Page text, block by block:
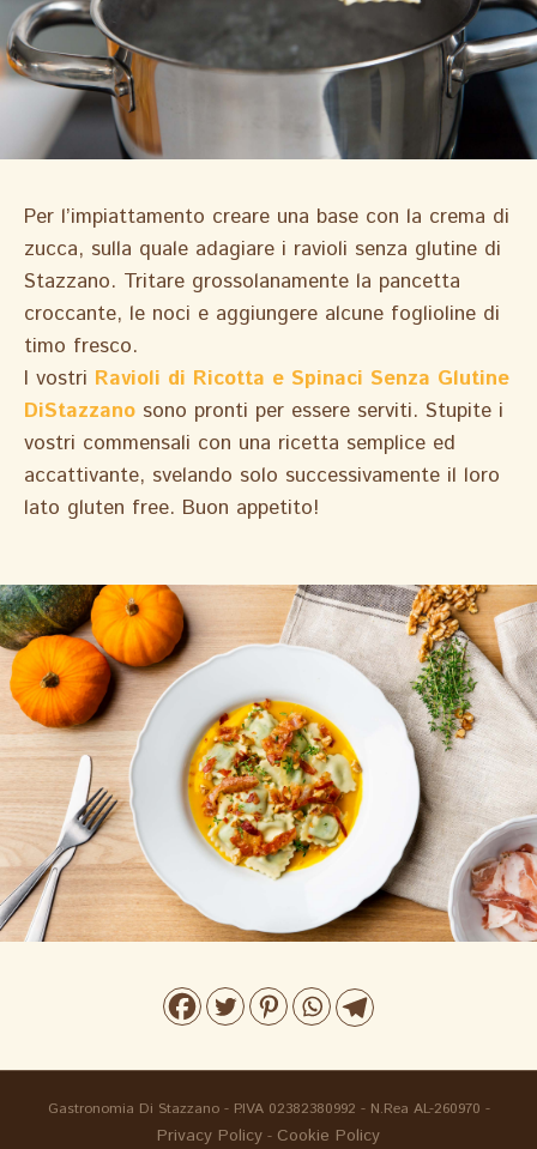
Per l’impiattamento creare una base con la crema di
zucca, sulla quale adagiare i ravioli senza glutine di
Stazzano. Tritare grossolanamente la pancetta
croccante, le noci e aggiungere alcune foglioline di
timo fresco.
I vostri Ravioli di Ricotta e Spinaci Senza Glutine
DiStazzano sono pronti per essere serviti. Stupite i
vostri commensali con una ricetta semplice ed
accattivante, svelando solo successivamente il loro
lato gluten free. Buon appetito!
Gastronomia Di Stazzano - P.IVA 02382380992 - N.Rea AL-260970 -
Privacy Policy - Cookie Policy